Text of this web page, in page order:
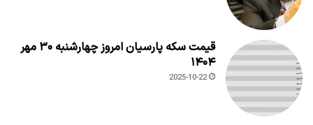
قیمت سکه پارسیان امروز چهارشنبه ۳۰ مهر
۱۴۰۴
2025-10-22